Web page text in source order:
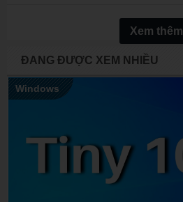
Xem thêm
ĐANG ĐƯỢC XEM NHIỀU
Windows